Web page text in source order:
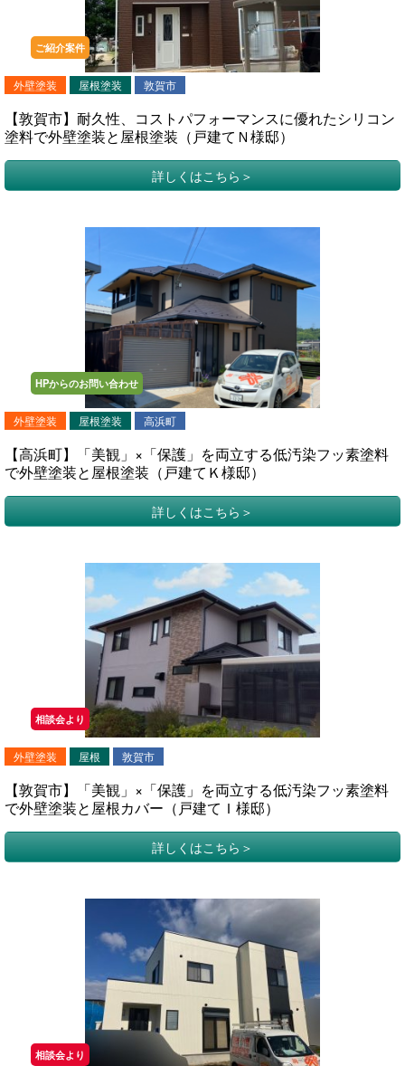
ご紹介案件
外壁塗装 屋根塗装 敦賀市
【敦賀市】耐久性、コストパフォーマンスに優れたシリコン
塗料で外壁塗装と屋根塗装（戸建てＮ様邸）
詳しくはこちら
HPからのお問い合わせ
外壁塗装 屋根塗装 高浜町
【高浜町】「美観」×「保護」を両立する低汚染フッ素塗料
で外壁塗装と屋根塗装（戸建てＫ様邸）
詳しくはこちら
相談会より
外壁塗装 屋根 敦賀市
【敦賀市】「美観」×「保護」を両立する低汚染フッ素塗料
で外壁塗装と屋根カバー（戸建てＩ様邸）
詳しくはこちら
相談会より